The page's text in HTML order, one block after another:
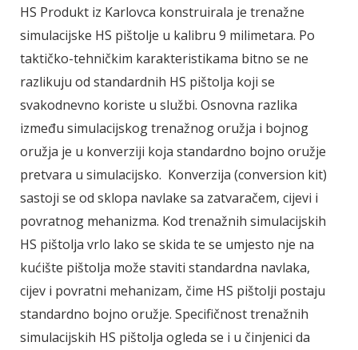
HS Produkt iz Karlovca konstruirala je trenažne
simulacijske HS pištolje u kalibru 9 milimetara. Po
taktičko-tehničkim karakteristikama bitno se ne
razlikuju od standardnih HS pištolja koji se
svakodnevno koriste u službi. Osnovna razlika
između simulacijskog trenažnog oružja i bojnog
oružja je u konverziji koja standardno bojno oružje
pretvara u simulacijsko. Konverzija (conversion kit)
sastoji se od sklopa navlake sa zatvaračem, cijevi i
povratnog mehanizma. Kod trenažnih simulacijskih
HS pištolja vrlo lako se skida te se umjesto nje na
kućište pištolja može staviti standardna navlaka,
cijev i povratni mehanizam, čime HS pištolji postaju
standardno bojno oružje. Specifičnost trenažnih
simulacijskih HS pištolja ogleda se i u činjenici da